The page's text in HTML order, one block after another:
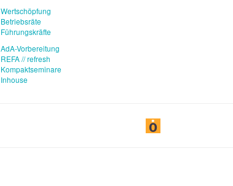
Wertschöpfung
Betriebsräte
Führungskräfte
AdA-Vorbereitung
REFA // refresh
Kompaktseminare
Inhouse